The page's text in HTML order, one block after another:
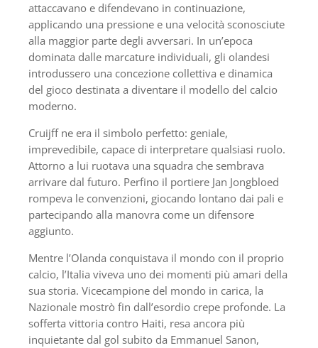
attaccavano e difendevano in continuazione,
applicando una pressione e una velocità sconosciute
alla maggior parte degli avversari. In un’epoca
dominata dalle marcature individuali, gli olandesi
introdussero una concezione collettiva e dinamica
del gioco destinata a diventare il modello del calcio
moderno.
Cruijff ne era il simbolo perfetto: geniale,
imprevedibile, capace di interpretare qualsiasi ruolo.
Attorno a lui ruotava una squadra che sembrava
arrivare dal futuro. Perfino il portiere Jan Jongbloed
rompeva le convenzioni, giocando lontano dai pali e
partecipando alla manovra come un difensore
aggiunto.
Mentre l’Olanda conquistava il mondo con il proprio
calcio, l’Italia viveva uno dei momenti più amari della
sua storia. Vicecampione del mondo in carica, la
Nazionale mostrò fin dall’esordio crepe profonde. La
sofferta vittoria contro Haiti, resa ancora più
inquietante dal gol subito da Emmanuel Sanon,